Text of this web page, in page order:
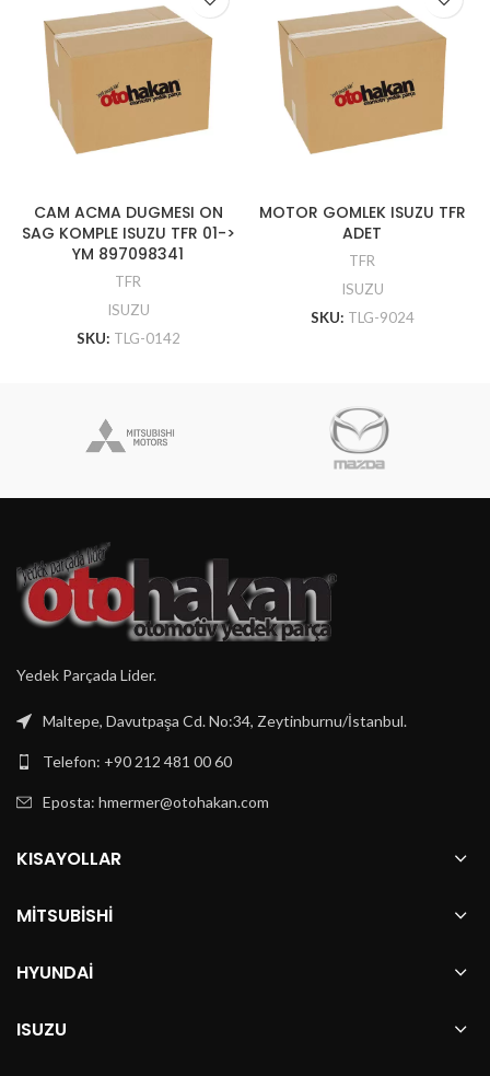
CAM ACMA DUGMESI ON
SAG KOMPLE ISUZU TFR 01->
YM 897098341
TFR
ISUZU
SKU: TLG-0142
MOTOR GOMLEK ISUZU TFR
ADET
TFR
ISUZU
SKU: TLG-9024
Yedek Parçada Lider.
Maltepe, Davutpaşa Cd. No:34, Zeytinburnu/İstanbul.
Telefon: +90 212 481 00 60
Eposta: hmermer@otohakan.com
KISAYOLLAR
MITSUBISHI
HYUNDAI
ISUZU